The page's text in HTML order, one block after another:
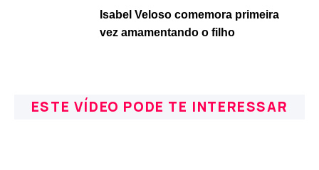
Isabel Veloso comemora primeira
vez amamentando o filho
ESTE VÍDEO PODE TE INTERESSAR